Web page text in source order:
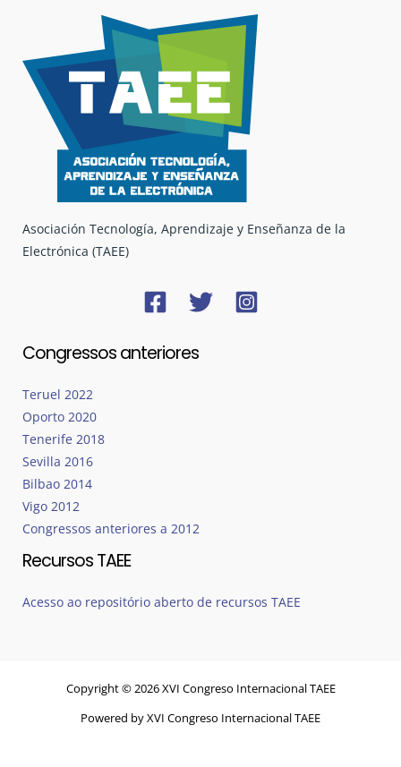
Asociación Tecnología, Aprendizaje y Enseñanza de la
Electrónica (TAEE)
Congressos anteriores
Teruel 2022
Oporto 2020
Tenerife 2018
Sevilla 2016
Bilbao 2014
Vigo 2012
Congressos anteriores a 2012
Recursos TAEE
Acesso ao repositório aberto de recursos TAEE
Copyright © 2026 XVI Congreso Internacional TAEE
Powered by XVI Congreso Internacional TAEE